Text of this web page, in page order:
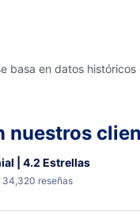
basa en datos
nuestros
| 4.2 Estrellas
34,320 reseñas